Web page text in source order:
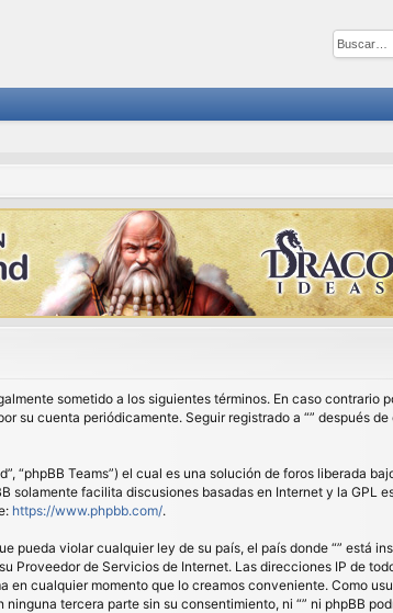
sometido a los siguientes términos. En caso contrario
su cuenta periódicamente. Seguir registrado a “” después
“phpBB Teams”) el cual es una solución de foros liberada
solamente facilita discusiones basadas en Internet y la GPL
https://www.phpbb.com/.
violar cualquier ley de su país, el país donde “” está
Proveedor de Servicios de Internet. Las direcciones IP de
en cualquier momento que lo creamos conveniente. Como
tercera parte sin su consentimiento, ni “” ni phpBB